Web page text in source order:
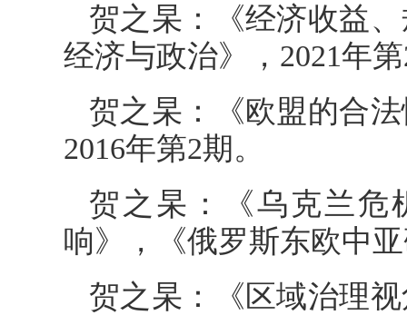
贺之杲：《经济收益
经济与政治》，2021年
贺之杲：《欧盟的合
2016年第2期。
贺之杲：《乌克兰危
响》，《俄罗斯东欧中
贺之杲：《区域治理